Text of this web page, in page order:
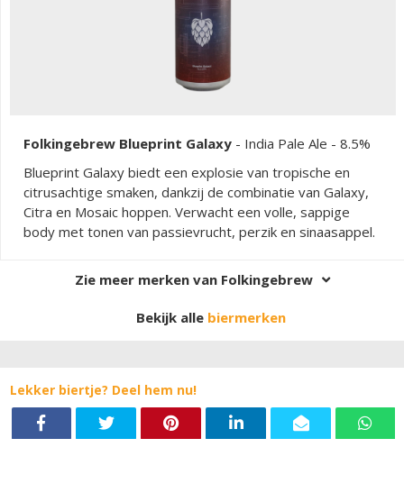
Folkingebrew Blueprint Galaxy - India Pale Ale - 8.5%
Blueprint Galaxy biedt een explosie van tropische en
citrusachtige smaken, dankzij de combinatie van Galaxy,
Citra en Mosaic hoppen. Verwacht een volle, sappige
body met tonen van passievrucht, perzik en sinaasappel.
Zie meer merken van Folkingebrew
Bekijk alle biermerken
Lekker biertje? Deel hem nu!